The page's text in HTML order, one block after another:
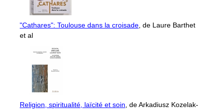
"Cathares": Toulouse dans la croisade , de Laure Barthet
et al
Religion, spiritualité, laïcité et soin , de Arkadiusz Kozelak-